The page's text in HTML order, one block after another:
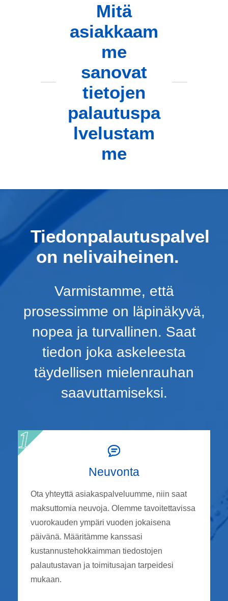
Mitä
asiakkaam
me
sanovat
tietojen
palautuspa
lvelustam
me
on nelivaiheinen.
Varmistamme, että
prosessimme on läpinäkyvä,
nopea ja turvallinen. Saat
tiedon joka askeleesta
täydellisen mielenrauhan
saavuttamiseksi.
Neuvonta
Ota yhteyttä asiakaspalveluumme, niin saat
maksuttomia neuvoja. Olemme tavoitettavissa
vuorokauden ympäri vuoden jokaisena
päivänä. Määritämme kanssasi
kustannustehokkaimman tiedostojen
palautustavan ja toimitusajan tarpeidesi
mukaan.